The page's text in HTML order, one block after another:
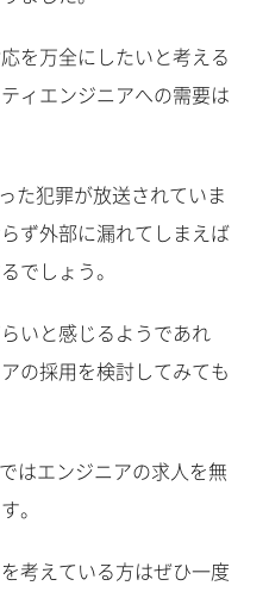
を万全にしたいと考える
ィエンジニアへの需要は
た犯罪が放送されていま
ず外部に漏れてしまえば
でしょう。
いと感じるようであれ
の採用を検討してみても
はエンジニアの求人を無
。
考えている方はぜひ一度